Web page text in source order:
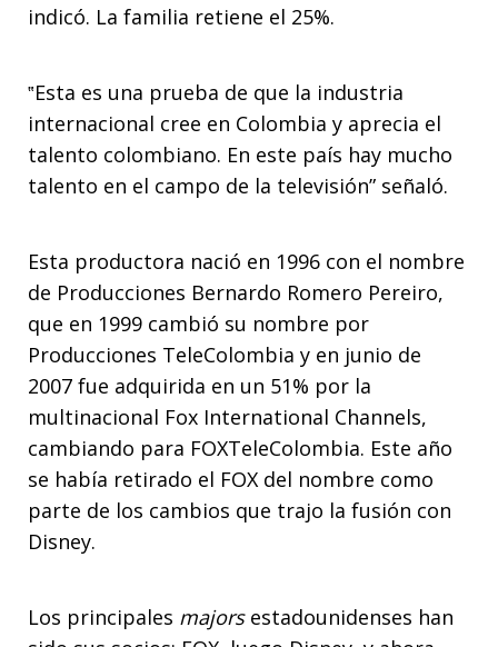
indicó. La familia retiene el 25%.
‟Esta es una prueba de que la industria
internacional cree en Colombia y aprecia el
talento colombiano. En este país hay mucho
talento en el campo de la televisión” señaló.
Esta productora nació en 1996 con el nombre
de Producciones Bernardo Romero Pereiro,
que en 1999 cambió su nombre por
Producciones TeleColombia y en junio de
2007 fue adquirida en un 51% por la
multinacional Fox International Channels,
cambiando para FOXTeleColombia. Este año
se había retirado el FOX del nombre como
parte de los cambios que trajo la fusión con
Disney.
Los principales majorsestadounidenses han